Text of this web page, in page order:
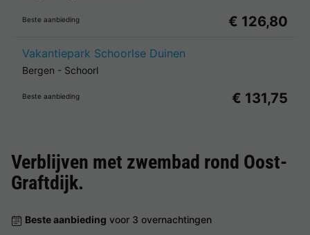
Beste aanbieding € 126,80
Vakantiepark Schoorlse Duinen
Bergen - Schoorl
Beste aanbieding € 131,75
Verblijven met zwembad rond Oost-
Graftdijk.
Beste aanbieding voor 3 overnachtingen